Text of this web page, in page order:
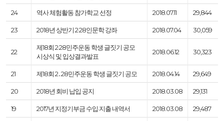
24 역사 체험활동 참가학교 선정 2018.07.11 29,844
23 2018년 상반기 2·28인문학 강좌 2018.07.04 30,059
22
제18회 2·28민주운동 학생 글짓기 공모
시상식 및 입상결과발표
2018.06.12 30,323
21 제18회 2․28민주운동 학생 글짓기 공모 2018.04.14 29,649
20 2018년 회비 납입 공지 2018.03.08 29,131
19 2017년 지정기부금 수입·지출 내역서 2018.03.08 29,487